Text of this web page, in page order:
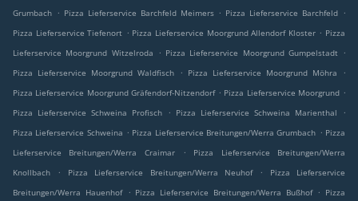
Grumbach . Pizza Lieferservice Barchfeld Meimers . Pizza Lieferservice Barchfeld .
Pizza Lieferservice Tiefenort . Pizza Lieferservice Moorgrund Allendorf Kloster . Pizza
Lieferservice Moorgrund Witzelroda
. Pizza Lieferservice Moorgrund Gumpelstadt .
Pizza Lieferservice Moorgrund Waldfisch
. Pizza Lieferservice Moorgrund Möhra
.
Pizza Lieferservice Moorgrund Gräfendorf-Nitzendorf . Pizza Lieferservice Moorgrund .
Pizza Lieferservice Schweina Profisch
. Pizza Lieferservice Schweina Marienthal
.
Pizza Lieferservice Schweina . Pizza Lieferservice Breitungen/Werra Grumbach . Pizza
Lieferservice Breitungen/Werra Craimar
.
Pizza Lieferservice Breitungen/Werra
Knollbach
. Pizza Lieferservice Breitungen/Werra Neuhof .
Pizza Lieferservice
Breitungen/Werra Hauenhof
. Pizza Lieferservice Breitungen/Werra Bußhof . Pizza